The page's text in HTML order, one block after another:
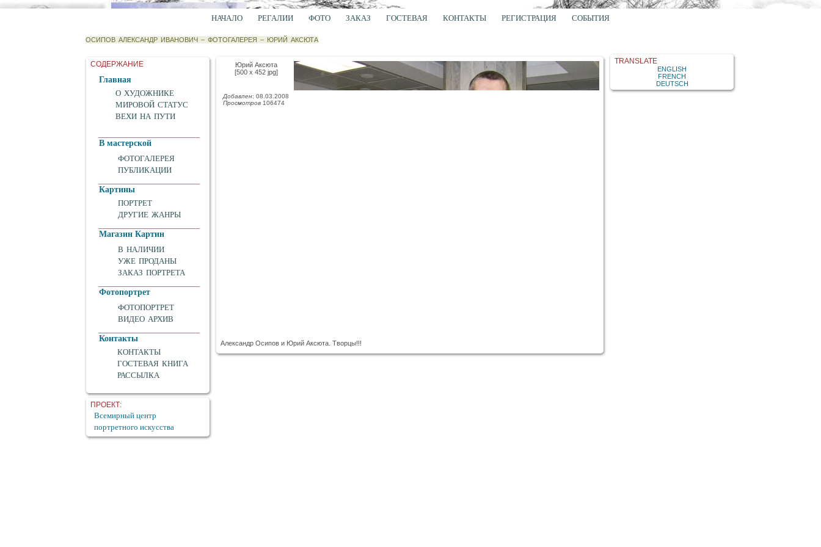
НАЧАЛО РЕГАЛИИ ФОТО ЗАКАЗ ГОСТЕВАЯ КОНТАКТЫ РЕГИСТРАЦИЯ СОБЫТИЯ
ОСИПОВ АЛЕКСАНДР ИВАНОВИЧ – ФОТОГАЛЕРЕЯ – ЮРИЙ АКСЮТА
СОДЕРЖАНИЕ
Главная
О ХУДОЖНИКЕ
МИРОВОЙ СТАТУС
ВЕХИ НА ПУТИ
В мастерской
ФОТОГАЛЕРЕЯ
ПУБЛИКАЦИИ
Картины
ПОРТРЕТ
ДРУГИЕ ЖАНРЫ
Магазин Картин
В НАЛИЧИИ
УЖЕ ПРОДАНЫ
ЗАКАЗ ПОРТРЕТА
Фотопортрет
ФОТОПОРТРЕТ
ВИДЕО АРХИВ
Контакты
КОНТАКТЫ
ГОСТЕВАЯ КНИГА
РАССЫЛКА
ПРОЕКТ:
Всемирный центр
портретного искусства
Юрий Аксюта
[500 x 452 jpg]
Добавлен: 08.03.2008
Просмотров 106474
Александр Осипов и Юрий Аксюта. Творцы!!!
TRANSLATE
ENGLISH
FRENCH
DEUTSCH